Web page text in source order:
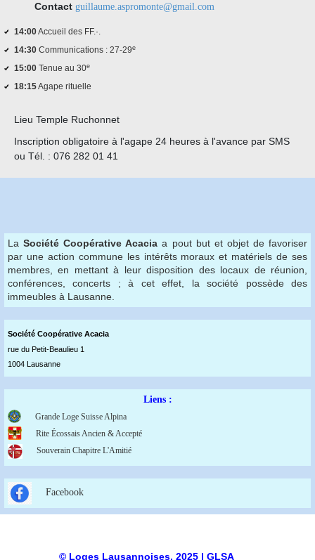
Contact guillaume.aspromonte@gmail.com
14:00Accueil des FF.·.
14:30 Communications : 27-29e
15:00 Tenue au 30e
18:15Agape rituelle
Lieu Temple Ruchonnet
Inscription obligatoire à l'agape 24 heures à l'avance par SMS
ou Tél. : 076 282 01 41
LaSociété Coopérative Acacia a pout but et objet de favoriser
par une action commune les intérêts moraux et matériels de ses
membres, en mettant à leur disposition des locaux de réunion,
conférences, concerts ; à cet effet, la société possède des
immeubles à Lausanne.
Société Coopérative Acacia
rue du Petit-Beaulieu 1
1004 Lausanne
Liens :
Grande Loge Suisse Alpina
Rite Écossais Ancien & Accepté
Souverain Chapitre L'Amitié
Facebook
© Loges Lausannoises, 2025 | GLSA